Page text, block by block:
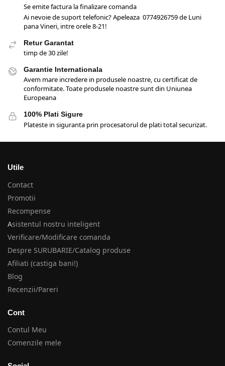
Se emite factura la finalizare comanda
Ai nevoie de suport telefonic? Apeleaza 0774926759 de Luni
pana Vineri, intre orele 8-21!
Retur Garantat
timp de 30 zile!
Garantie Internationala
Avem mare incredere in produsele noastre, cu certificat de
conformitate. Toate produsele noastre sunt din Uniunea
Europeana
100% Plati Sigure
Plateste in siguranta prin procesatorul de plati total securizat.
Utile
Contact
Promotii
Recompense
Asistentul nostru inteligent
Verificare/Modificare comanda
Despre SURUBARIE/Catalog produse
Afiliati (castiga bani!)
Blog
Recenzii/Pareri
Cont
Contul Meu
Comenzile mele